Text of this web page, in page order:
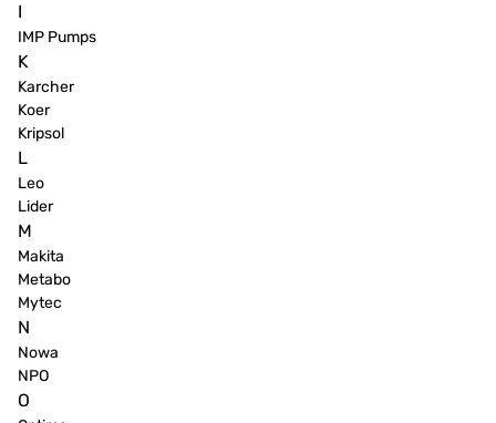
I
IMP Pumps
K
Karcher
Koer
Kripsol
L
Leo
Lider
M
Makita
Metabo
Mytec
N
Nowa
NPO
O